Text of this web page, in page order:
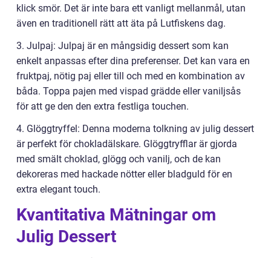
klick smör. Det är inte bara ett vanligt mellanmål, utan
även en traditionell rätt att äta på Lutfiskens dag.
3. Julpaj: Julpaj är en mångsidig dessert som kan
enkelt anpassas efter dina preferenser. Det kan vara en
fruktpaj, nötig paj eller till och med en kombination av
båda. Toppa pajen med vispad grädde eller vaniljsås
för att ge den den extra festliga touchen.
4. Glöggtryffel: Denna moderna tolkning av julig dessert
är perfekt för chokladälskare. Glöggtryfflar är gjorda
med smält choklad, glögg och vanilj, och de kan
dekoreras med hackade nötter eller bladguld för en
extra elegant touch.
Kvantitativa Mätningar om
Julig Dessert